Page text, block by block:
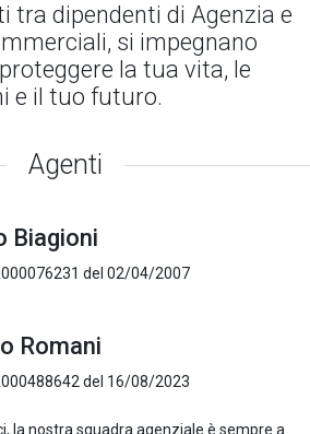
tra dipendenti di Agenzia e
si impegnano
la tua vita, le
e il tuo futuro.
Agenti
Biagioni
del 02/04/2007
Romani
del 16/08/2023
la nostra squadra agenziale è sempre a